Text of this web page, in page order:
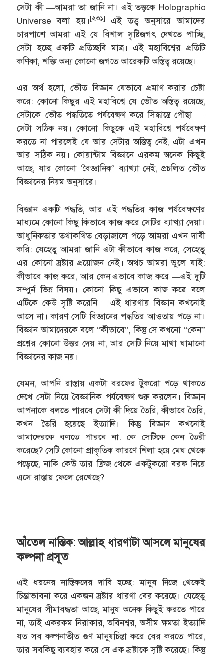
সেটা কী —আমরা তা জানি না। এই তত্ত্বকে Holographic
Universe বলা হয়।[২৩১]
এই তত্ত্ব অনুসারে আমাদের
চারপাশে আমরা এই যে বিশাল সৃষ্টিজগৎ দেখতে পাচ্ছি,
সেটা হচ্ছে একটি প্রতিচ্ছবি মাত্র। এই মহাবিশ্বের প্রতিটি
কণিকা, শক্তি অন্য কোনো জগতে আরেকটি অস্তিত্ব রয়েছে।
এর অর্থ হলো, ভৌত বিজ্ঞান যেভাবে প্রমাণ করার চেষ্টা
করে: কোনো কিছুর এই মহাবিশ্বে যে ভৌত অস্তিত্ব রয়েছে,
সেটাকে ভৌত পদ্ধতিতে পর্যবেক্ষণ করে সিদ্ধান্তে পৌছা —
সেটা সঠিক নয়। কোনো কিছুকে এই মহাবিশ্বে পর্যবেক্ষণ
করতে না পারলেই যে আর সেটার অস্তিত্ব নেই, এটা এখন
আর সঠিক নয়। কোয়ান্টাম বিজ্ঞানে এরকম অনেক কিছুই
আছে, যার কোনো ‘বৈজ্ঞানিক’ ব্যাখ্যা নেই, প্রচলিত ভৌত
বিজ্ঞানের নিয়ম অনুসারে।
বিজ্ঞান একটি পদ্ধতি, আর এই পদ্ধতির কাজ পর্যবেক্ষণের
মাধ্যমে কোনো কিছু কিভাবে কাজ করে সেটির ব্যাখ্যা দেয়া।
আধুনিকতার তথাকথিত বেড়াজালে পড়ে আমরা এখন দাবী
করি: যেহেতু আমরা জানি এটা কীভাবে কাজ করে, সেহেতু
এর কোনো স্রষ্টার প্রয়োজন নেই। অথচ আমরা ভুলে যাই:
কীভাবে কাজ করে, আর কেন এভাবে কাজ করে —এই দুটি
সম্পুর্ন ভিন্ন বিষয়। কোনো কিছু এভাবে কাজ করে বলে
এটিকে কেউ সৃষ্টি করেনি —এই ধারণায় বিজ্ঞান কখনোই
আসে না। কারণ সেটি বিজ্ঞানের পদ্ধতির আওতায় পড়ে না।
বিজ্ঞান আমাদেরকে বলে “কীভাবে”, কিন্তু সে কখনো “কেন”
প্রশ্নের কোনো উত্তর দেয় না, আর সেটি নিয়ে মাথা ঘামানো
বিজ্ঞানের কাজ নয়।
যেমন, আপনি রাস্তায় একটা বরফের টুকরো পড়ে থাকতে
দেখে সেটা নিয়ে বৈজ্ঞানিক পর্যবেক্ষণ শুরু করলেন। বিজ্ঞান
আপনাকে বলতে পারবে সেটা কী দিয়ে তৈরি, কীভাবে তৈরি,
কখন তৈরি হয়েছে ইত্যাদি। কিন্তু বিজ্ঞান কখনোই
আমাদেরকে বলতে পারবে না: কে সেটিকে কেন তৈরী
করেছে? সেটি কোনো প্রাকৃতিক কারণে শিলা হয়ে মেঘ থেকে
পড়েছে, নাকি কেউ তার ফ্রিজ থেকে একটুকরো বরফ নিয়ে
এসে রাস্তায় ফেলে রেখেছে?
আঁতেল নাস্তিক: আল্লাহ ধারণাটা আসলে মানুষের
কল্পনা প্রসূত
এই ধরনের নাস্তিকদের দাবি হচ্ছে: মানুষ নিজে থেকেই
চিন্তাভাবনা করে একজন স্রষ্টার ধারণা বের করেছে। যেহেতু
মানুষের সীমাবদ্ধতা আছে, মানুষ অনেক কিছুই করতে পারে
না, তাই একরকম নিরাকার, অবিনশ্বর, অসীম ক্ষমতা ইত্যাদি
যত সব কল্পনাতীত গুণ মানুষচিন্তা করে বের করতে পারে,
তার সবকিছু ব্যবহার করে সে এক স্রষ্টাকে সৃষ্টি করেছে। কিন্তু